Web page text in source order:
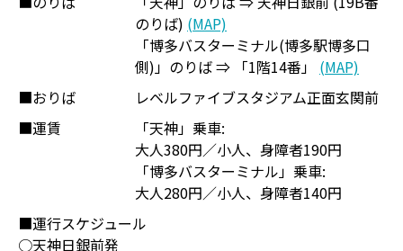
のりば) (MAP)
「博多バスターミナル(博多駅博多口
側)」のりば ⇒ 「1階14番」 (MAP)
■おりば
レベルファイブスタジアム正面玄関前
■運賃
「天神」乗車:
大人380円／小人、身障者190円
「博多バスターミナル」乗車:
大人280円／小人、身障者140円
■運行スケジュール
○天神日銀前発